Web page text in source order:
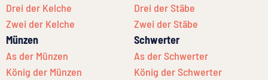
Drei der Kelche
Zwei der Kelche
Drei der Stäbe
Zwei der Stäbe
Münzen
As der Münzen
König der Münzen
Schwerter
As der Schwerter
König der Schwerter